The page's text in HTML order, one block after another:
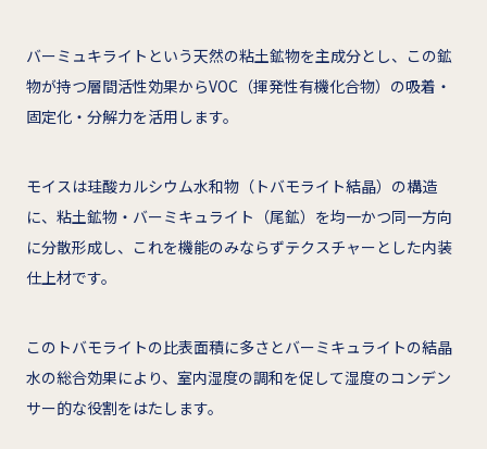
バーミュキライトという天然の粘土鉱物を主成分とし、この鉱
物が持つ層間活性効果からVOC（揮発性有機化合物）の吸着・
固定化・分解力を活用します。
モイスは珪酸カルシウム水和物（トバモライト結晶）の構造
に、粘土鉱物・バーミキュライト（尾鉱）を均一かつ同一方向
に分散形成し、これを機能のみならずテクスチャーとした内装
仕上材です。
このトバモライトの比表面積に多さとバーミキュライトの結晶
水の総合効果により、室内湿度の調和を促して湿度のコンデン
サー的な役割をはたします。